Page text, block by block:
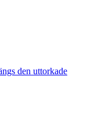
den uttorkade